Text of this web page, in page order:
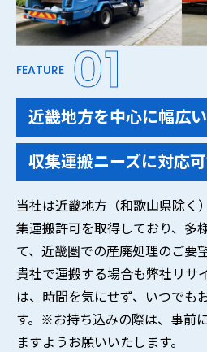
FEATURE 01
近畿地方を中心に幅広
収集運搬ニーズに対応
当社は近畿地方（和歌山県除く
集運搬許可を取得しており、多
て、近畿圏での産廃処理のご要
貴社で運搬する場合も弊社リサ
は、時間を気にせず、いつでも
す。※お持ち込みの際は、事前
ますようお願いいたします。